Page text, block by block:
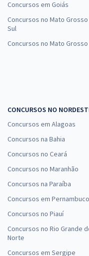
Concursos em Goiás
Concursos no Mato
Sul
Concursos no Mato Grosso
CONCURSOS NO
Concursos em Alagoas
Concursos na Bahia
Concursos no Ceará
Concursos no Maranhão
Concursos na Paraíba
Concursos em Pernambuco
Concursos no Piauí
Concursos no Rio Grande
Norte
Concursos em Sergipe